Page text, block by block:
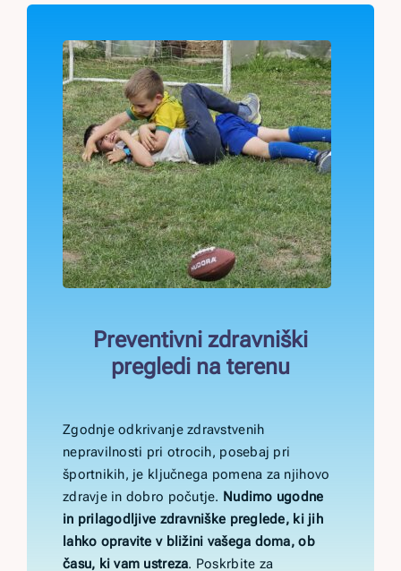
Preventivni zdravniški
pregledi na terenu
Zgodnje odkrivanje zdravstvenih
nepravilnosti pri otrocih, posebaj pri
športnikih, je ključnega pomena za njihovo
zdravje in dobro počutje. Nudimo ugodne
in prilagodljive zdravniške preglede, ki jih
lahko opravite v bližini vašega doma, ob
času, ki vam ustreza. Poskrbite za